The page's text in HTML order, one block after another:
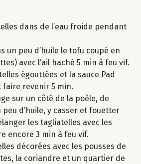
dans de l’eau froide pendant
un peu d’huile le tofu coupé en
avec l’ail haché 5 min à feu vif.
égouttées et la sauce Pad
revenir 5 min.
sur un côté de la poêle, de
peu d’huile, y casser et fouetter
les tagliatelles avec les
encore 3 min à feu vif.
décorées avec les pousses de
la coriandre et un quartier de